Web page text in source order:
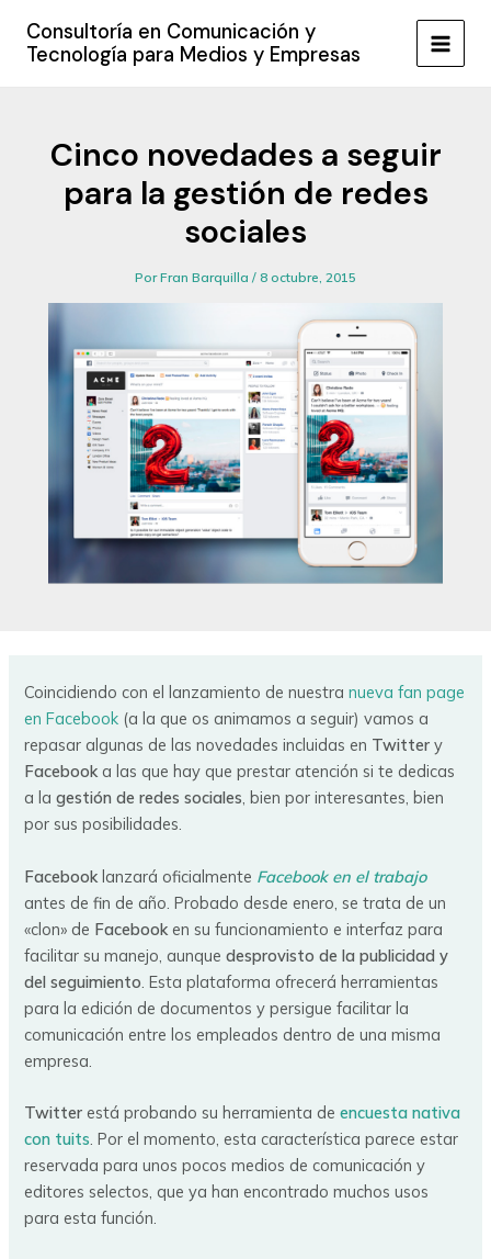
contenido
Consultoría en Comunicación y
Tecnología para Medios y Empresas
MAIN
Cinco novedades a seguir
para la gestión de redes
sociales
PorFran Barquilla / 8 octubre, 2015
Coincidiendo con el lanzamiento de nuestranueva fan page
en Facebook (a la que os animamos a seguir) vamos a
repasar algunas de las novedades incluidas en Twitter y
Facebook a las que hay que prestar atención si te dedicas
a lagestión de redes sociales, bien por interesantes, bien
por sus posibilidades.
Facebook lanzará oficialmente Facebook en el trabajo
antes de fin de año. Probado desde enero, se trata de un
«clon» de Facebook en su funcionamiento e interfaz para
facilitar su manejo, aunquedesprovisto de la publicidad y
del seguimiento . Esta plataforma ofrecerá herramientas
para la edición de documentos y persigue facilitar la
comunicación entre los empleados dentro de una misma
empresa.
Twitter está probando su herramienta deencuesta nativa
con tuits. Por el momento, esta característica parece estar
reservada para unos pocos medios de comunicación y
editores selectos, que ya han encontrado muchos usos
para esta función.